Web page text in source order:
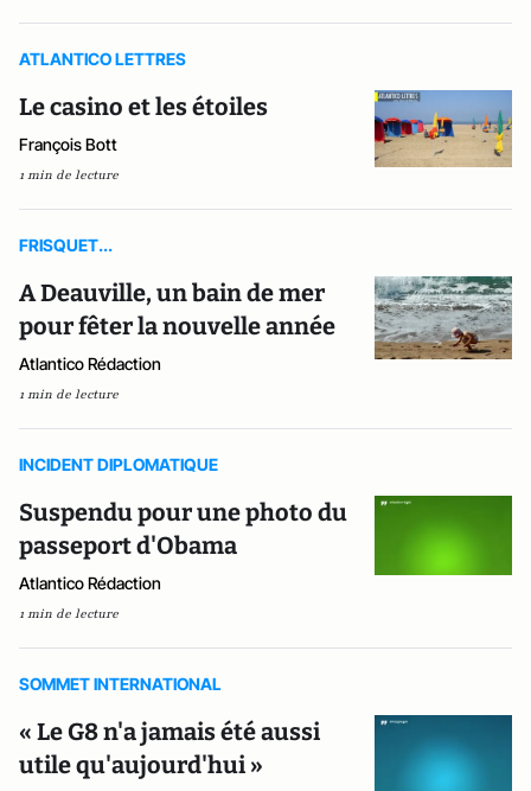
ATLANTICO LETTRES
Le casino et les étoiles
François Bott
1 min de lecture
FRISQUET...
A Deauville, un bain de mer
pour fêter la nouvelle année
Atlantico Rédaction
1 min de lecture
INCIDENT DIPLOMATIQUE
Suspendu pour une photo du
passeport d'Obama
Atlantico Rédaction
1 min de lecture
SOMMET INTERNATIONAL
« Le G8 n'a jamais été aussi
utile qu'aujourd'hui »